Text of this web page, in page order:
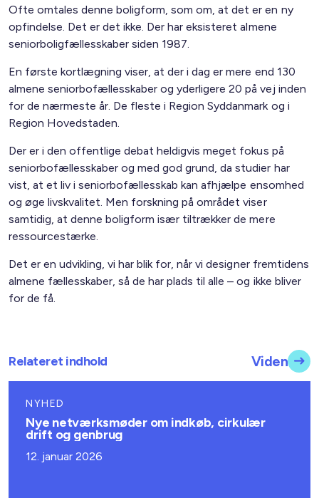
Ofte omtales denne boligform, som om, at det er en ny
opfindelse. Det er det ikke. Der har eksisteret almene
seniorboligfællesskaber siden 1987.
En første kortlægning viser, at der i dag er mere end 130
almene seniorbofællesskaber og yderligere 20 på vej inden
for de nærmeste år. De fleste i Region Syddanmark og i
Region Hovedstaden.
Der er i den offentlige debat heldigvis meget fokus på
seniorbofællesskaber og med god grund, da studier har
vist, at et liv i seniorbofællesskab kan afhjælpe ensomhed
og øge livskvalitet. Men forskning på området viser
samtidig, at denne boligform især tiltrækker de mere
ressourcestærke.
Det er en udvikling, vi har blik for, når vi designer fremtidens
almene fællesskaber, så de har plads til alle – og ikke bliver
for de få.
Relateret indhold Viden
NYHED
Nye netværksmøder om indkøb, cirkulær
drift og genbrug
12. januar 2026